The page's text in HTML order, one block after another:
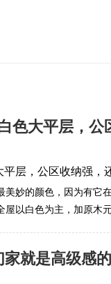
美妙的颜色，因为有它
屋以白色为主，加原木
就是高级感